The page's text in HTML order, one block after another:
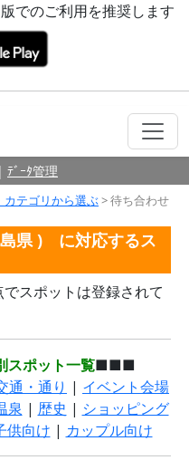
でのご利用を推奨します
| ﾃﾞｰﾀ管理
カテゴリから選ぶ> 待ち合わせ
島県 ) に対応するス
でスポットは登録されて
ポット一覧■■■
通・通り | イベント会場
泉 | 歴史 | ショッピング
供向け | カップル向け